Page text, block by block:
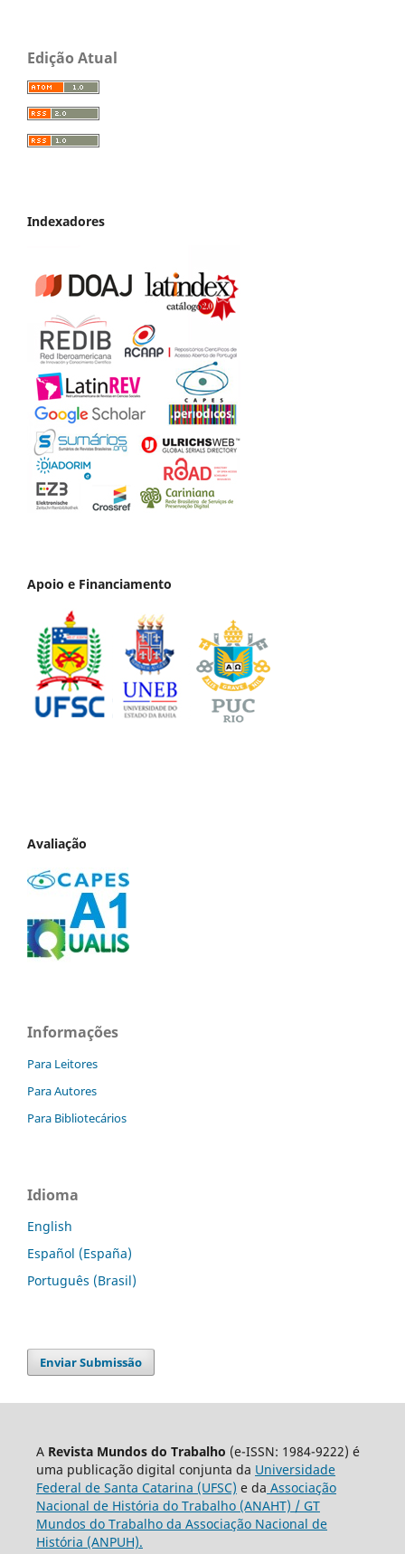
Edição Atual
Indexadores
Apoio e Financiamento
Avaliação
Informações
Para Leitores
Para Autores
Para Bibliotecários
Idioma
English
Español (España)
Português (Brasil)
Enviar Submissão
A Revista Mundos do Trabalho (e-ISSN: 1984-9222) é
uma publicação digital conjunta da Universidade
Federal de Santa Catarina (UFSC) e da Associação
Nacional de História do Trabalho (ANAHT) / GT
Mundos do Trabalho da Associação Nacional de
História (ANPUH).